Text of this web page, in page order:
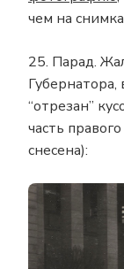
чем на
25. Парад.
“отрезан”
часть
снесена):